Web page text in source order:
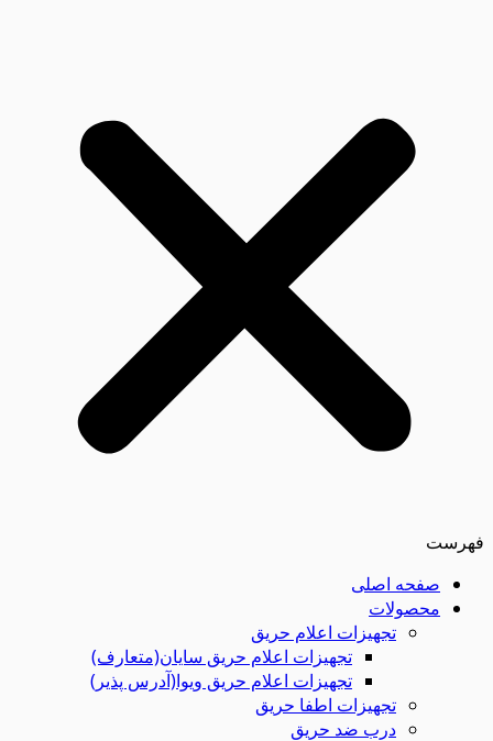
فهرست
صفحه اصلی
محصولات
تجهیزات اعلام حریق
تجهیزات اعلام حریق سایان(متعارف)
تجهیزات اعلام حریق ویوا(آدرس پذیر)
تجهیزات اطفا حریق
درب ضد حریق